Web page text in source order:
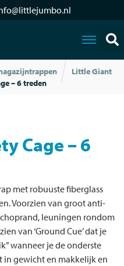
Little Giant
– 6 treden
Cage – 6
met robuuste fiberglass
Voorzien van groot anti-
leuningen rondom
van ‘Ground Cue’ dat je
wanneer je de onderste
in gewicht en makkelijk en